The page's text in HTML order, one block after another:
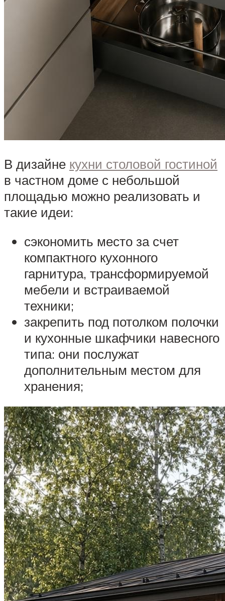
В дизайне кухни столовой гостиной
в частном доме с небольшой
площадью можно реализовать и
такие идеи:
сэкономить место за счет
компактного кухонного
гарнитура, трансформируемой
мебели и встраиваемой
техники;
закрепить под потолком полочки
и кухонные шкафчики навесного
типа: они послужат
дополнительным местом для
хранения;